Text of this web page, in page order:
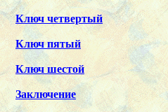
Ключ четвертый
Ключ пятый
Ключ шестой
Заключение